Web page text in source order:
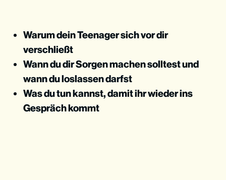
Warum dein Teenager sich vor dir
verschließt
Wann du dir Sorgen machen solltest und
wann du loslassen darfst
Was du tun kannst, damit ihr wieder ins
Gespräch kommt